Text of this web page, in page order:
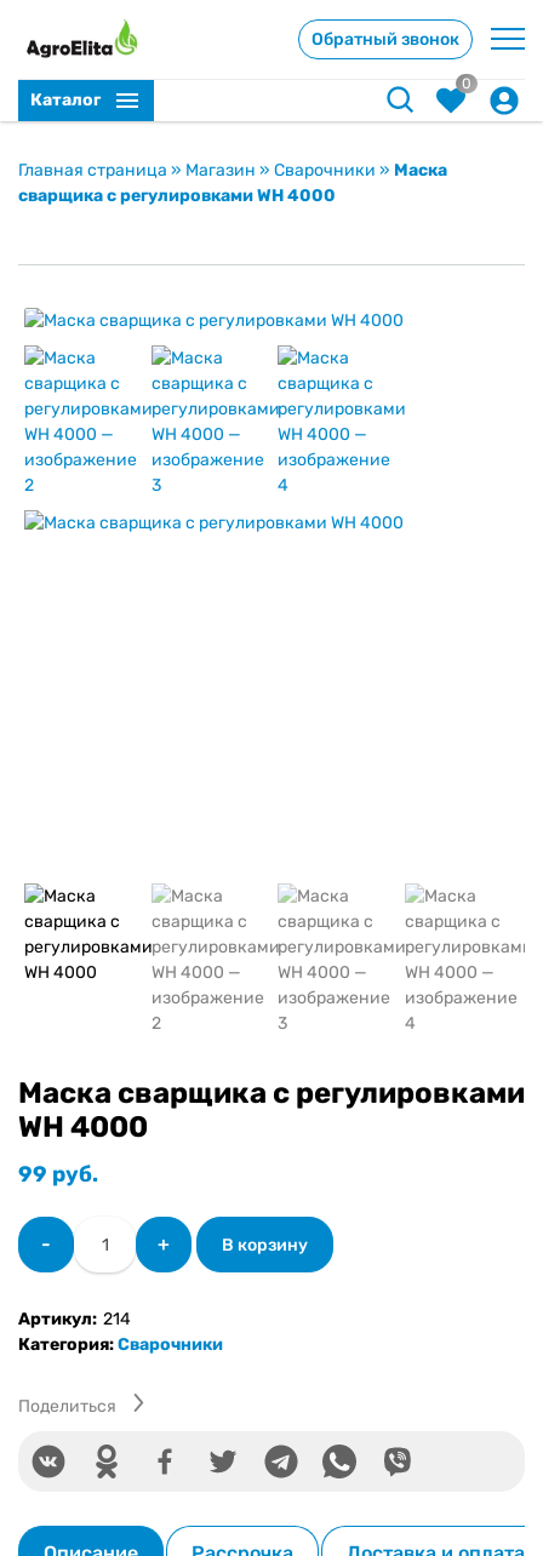
Обратный звонок
Каталог
0
Главная страница » Магазин » Сварочники » Маска
сварщика с регулировками WH 4000
Маска сварщика с регулировками
WH 4000
99 руб.
-
Количество
товара
Маска
с
регулировками
4000
+ В корзину
Артикул: 214
Категория:Сварочники
Поделиться